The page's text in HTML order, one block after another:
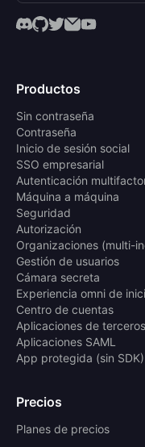
Productos
Sin contraseña
Contraseña
Inicio de sesión social
SSO empresarial
Autenticación
Máquina a máquina
Seguridad
Autorización
Organizaciones (multi-
Gestión de usuarios
Cámara secreta
Experiencia omni de
Centro de cuentas
Aplicaciones de
Aplicaciones SAML
App protegida (sin SDK)
Precios
Planes de precios